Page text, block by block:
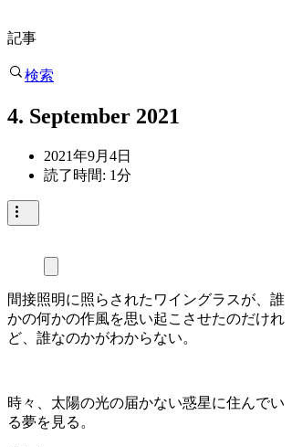
記事
検索
4. September 2021
2021年9月4日
読了時間: 1分
間接照明に照らされたワイングラスが、誰
かの何かの作風を思い起こさせたのだけれ
ど、誰なのかがわからない。
時々、太陽の光の届かない惑星に住んでい
る夢を見る。